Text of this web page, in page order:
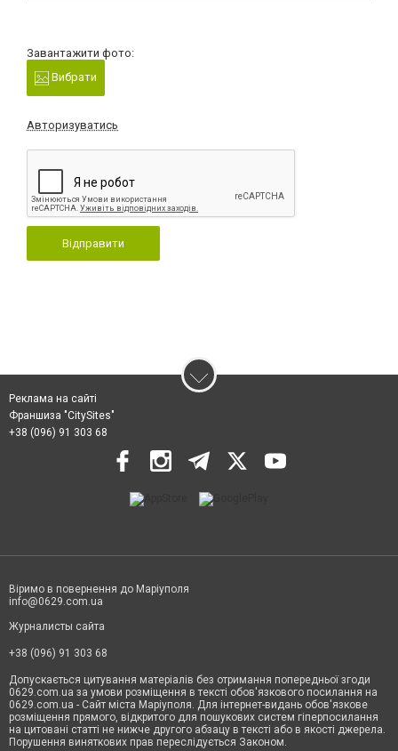
Завантажити фото:
Вибрати
Авторизуватись
Відправити
Реклама на сайті
Франшиза "CitySites"
+38 (096) 91 303 68
Віримо в повернення до Маріуполя
info@0629.com.ua
Журналисты сайта
+38 (096) 91 303 68
Допускається цитування матеріалів без отримання попередньої згоди
0629.com.ua за умови розміщення в тексті обов'язкового посилання на
0629.com.ua - Сайт міста Маріуполя. Для інтернет-видань обов'язкове
розміщення прямого, відкритого для пошукових систем гіперпосилання
на цитовані статті не нижче другого абзацу в тексті або в якості джерела.
Порушення виняткових прав переслідується Законом.